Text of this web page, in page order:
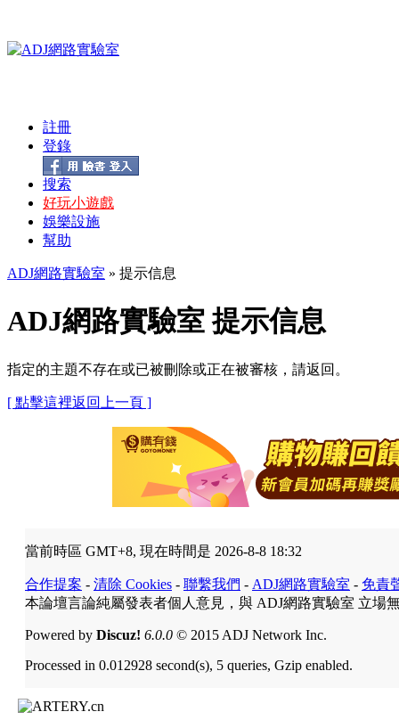
註冊
登錄
搜索
好玩小遊戲
娛樂設施
幫助
ADJ網路實驗室 » 提示信息
ADJ網路實驗室 提示信息
指定的主題不存在或已被刪除或正在被審核，請返回。
[ 點擊這裡返回上一頁 ]
當前時區 GMT+8, 現在時間是 2026-8-8 18:32
合作提案 - 清除 Cookies - 聯繫我們 - ADJ網路實驗室 - 免責
本論壇言論純屬發表者個人意見，與 ADJ網路實驗室 立場
Powered by Discuz! 6.0.0 © 2015 ADJ Network Inc.
Processed in 0.012928 second(s), 5 queries, Gzip enabled.